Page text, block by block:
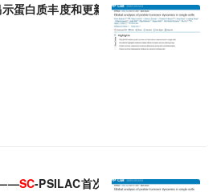
蛋白质丰度和更新之谜
SC-PSILAC首次同步揭示蛋白质丰度